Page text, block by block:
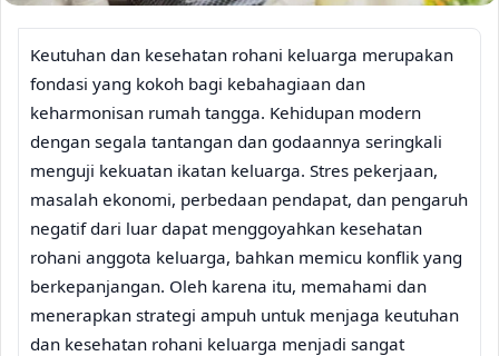
Keutuhan dan kesehatan rohani keluarga merupakan
fondasi yang kokoh bagi kebahagiaan dan
keharmonisan rumah tangga. Kehidupan modern
dengan segala tantangan dan godaannya seringkali
menguji kekuatan ikatan keluarga. Stres pekerjaan,
masalah ekonomi, perbedaan pendapat, dan pengaruh
negatif dari luar dapat menggoyahkan kesehatan
rohani anggota keluarga, bahkan memicu konflik yang
berkepanjangan. Oleh karena itu, memahami dan
menerapkan strategi ampuh untuk menjaga keutuhan
dan kesehatan rohani keluarga menjadi sangat